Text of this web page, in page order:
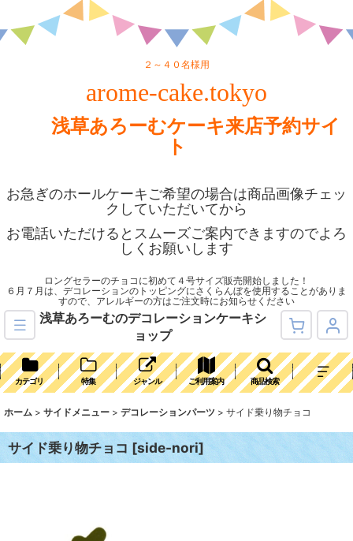
２～４０名様用
arome-cake.tokyo
浅草あろーむケーキ来店予約サイ
ト
お急ぎのホールケーキご希望の場合は商品画像チェッ
クしていただいてから
お電話いただけるとスムーズご案内できますのでよろ
しくお願いします
ロングセラーのチョコに初めて４号サイズ販売開始しました！
６月７月は、デコレーションのトッピングにさくらんぼを使用することがありま
すので、アレルギーの方はご注文時にお知らせください
浅草あろーむのデコレーションケーキシ
ョップ
カテゴリ 特集 ジャンル ご利用案内 商品検索
ホーム > サイドメニュー > デコレーションパーツ > サイド乗り物チョコ
サイド乗り物チョコ [side-nori]